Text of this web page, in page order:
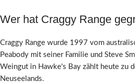
Wer hat Craggy Range
Craggy Range wurde 1997 vom
Peabody mit seiner Familie und Steve
Weingut in Hawke's Bay zählt heute zu
Neuseelands.